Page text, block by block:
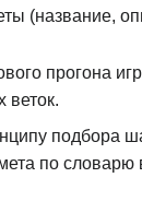
(название,
прогона
веток.
подбора
по